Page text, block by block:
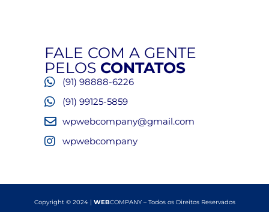
FALE COM A GENTE
PELOS CONTATOS
(91) 98888-6226
(91) 99125-5859
wpwebcompany@gmail.com
wpwebcompany
Copyright © 2024 | WEBCOMPANY – Todos os Direitos Reservados